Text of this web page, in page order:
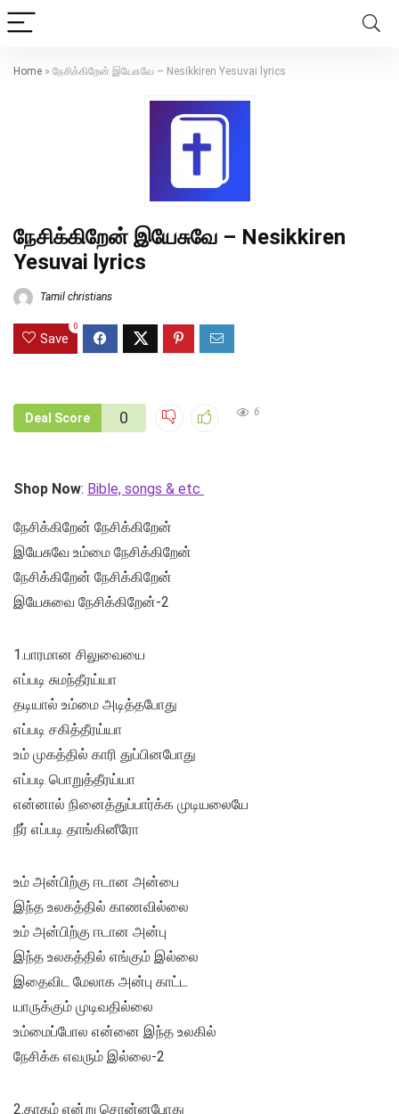
Home » நேசிக்கிறேன் இயேசுவே – Nesikkiren Yesuvai lyrics
நேசிக்கிறேன் இயேசுவே – Nesikkiren
Yesuvai lyrics
Tamil christians
Save
0
Deal Score 0 6
Shop Now: Bible, songs & etc
நேசிக்கிறேன் நேசிக்கிறேன்
இயேசுவே உம்மை நேசிக்கிறேன்
நேசிக்கிறேன் நேசிக்கிறேன்
இயேசுவை நேசிக்கிறேன்-2
1.பாரமான சிலுவையை
எப்படி சுமந்தீரய்யா
தடியால் உம்மை அடித்தபோது
எப்படி சகித்தீரய்யா
உம் முகத்தில் காரி துப்பினபோது
எப்படி பொறுத்தீரய்யா
என்னால் நினைத்துப்பார்க்க முடியலையே
நீர் எப்படி தாங்கினீரோ
உம் அன்பிற்கு ஈடான அன்பை
இந்த உலகத்தில் காணவில்லை
உம் அன்பிற்கு ஈடான அன்பு
இந்த உலகத்தில் எங்கும் இல்லை
இதைவிட மேலாக அன்பு காட்ட
யாருக்கும் முடிவதில்லை
உம்மைப்போல என்னை இந்த உலகில்
நேசிக்க எவரும் இல்லை-2
2.தாகம் என்று சொன்னபோது